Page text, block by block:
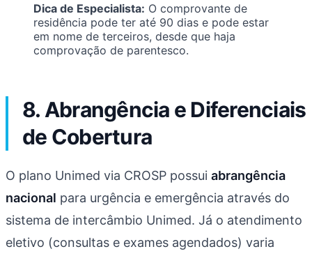
Dica de Especialista: O comprovante de
residência pode ter até 90 dias e pode estar
em nome de terceiros, desde que haja
comprovação de parentesco.
8. Abrangência e Diferenciais
de Cobertura
O plano Unimed via CROSP possui abrangência
nacional para urgência e emergência através do
sistema de intercâmbio Unimed. Já o atendimento
eletivo (consultas e exames agendados) varia